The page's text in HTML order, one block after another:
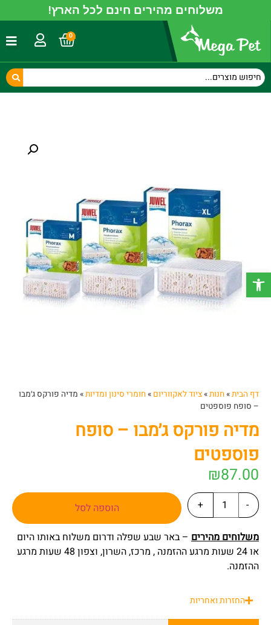
פתח סרגל נגישות
משלוחים מהירים חינם לכל הארץ!
0
דף הבית»חנות»ציוד לאקווריום »חומרי סינון ומדיות» מדיה פורקס ג׳מבו
– סופח פוספטים
מדיה פורקס ג׳מבו – סופח
פוספטים
₪87.00
-
+
הוספה לסל
משלוחים מהירים – באר שבע שפלה ודרום משלוח באותו היום
או 24 שעות מרגע ההזמנה , מרכז, השרון, וצפון 48 שעות מרגע
ההזמנה.
החזרות ואחריות